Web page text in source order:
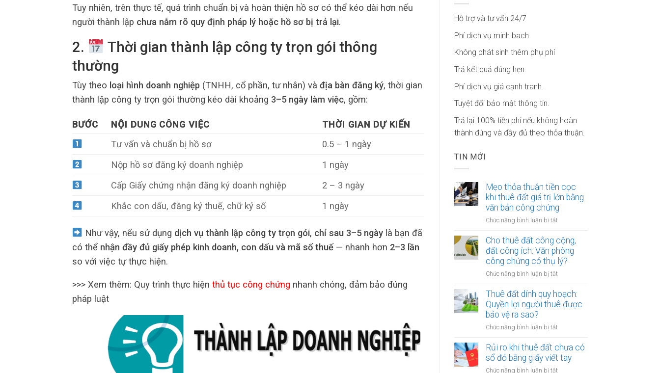
Tuy nhiên, trên thực tế, quá trình chuẩn bị và hoàn thiện hồ sơ có thể kéo dài hơn nếu
người thành lập chưa nắm rõ quy định pháp lý hoặc hồ sơ bị trả lại.
2.
Thời gian thành lập công ty trọn gói thông
thường
Tùy theo loại hình doanh nghiệp (TNHH, cổ phần, tư nhân) và địa bàn đăng ký, thời gian
thành lập công ty trọn gói thường kéo dài khoảng 3–5 ngày làm việc, gồm:
BƯỚC NỘI DUNG CÔNG VIỆC
THỜI GIAN DỰ KIẾN
Tư vấn và chuẩn bị hồ sơ
0.5 – 1 ngày
Nộp hồ sơ đăng ký doanh nghiệp
1 ngày
Cấp Giấy chứng nhận đăng ký doanh nghiệp
2 – 3 ngày
Khắc con dấu, đăng ký thuế, chữ ký số
1 ngày
Như vậy, nếu sử dụng dịch vụ thành lập công ty trọn gói, chỉ sau 3–5 ngàylà bạn đã
có thể nhận đầy đủ giấy phép kinh doanh, con dấu và mã số thuế — nhanh hơn 2–3 lần
so với việc tự thực hiện.
>>> Xem thêm: Quy trình thực hiện thủ tục công chứng nhanh chóng, đảm bảo đúng
pháp luật
Hỗ trợ và tư vấn 24/7
Phí dịch vụ minh bach
Không phát sinh thêm phụ phí
Trả kết quả đúng hẹn.
Phí dịch vụ giá cạnh tranh.
Tuyệt đối bảo mật thông tin.
Trả lại 100% tiền phí nếu không hoàn
thành đúng và đầy đủ theo thỏa thuận.
TIN MỚI
Mẹo thỏa thuận tiền cọc
khi thuê đất giá trị lớn bằng
văn bản công chứng
Chức năng bình luận bị tắt
thỏa
thuận
tiền
cọc
khi
đất
giá
bản
công
Cho thuê đất công cộng,
đất công ích: Văn phòng
công chứng có thụ lý?
Chức năng bình luận bị tắt
thuê
đất
đất
ích:
Văn
Thuê đất dính quy hoạch:
Quyền lợi người thuê được
bảo vệ ra sao?
Chức năng bình luận bị tắt
đất
dính
Rủi ro khi thuê đất chưa có
sổ đỏ bằng giấy viết tay
Chức năng bình luận bị tắt